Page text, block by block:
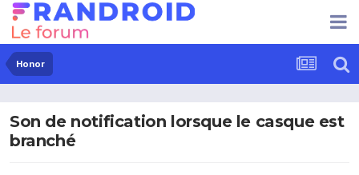
Honor
Son de notification lorsque le casque est
branché